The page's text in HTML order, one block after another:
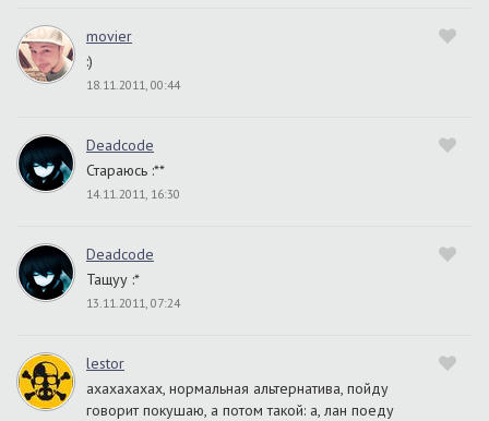
movier
:)
18.11.2011, 00:44
Deadcode
Стараюсь :**
14.11.2011, 16:30
Deadcode
Тащуу :*
13.11.2011, 07:24
lestor
ахахахахах, нормальная альтернатива, пойду
говорит покушаю, а потом такой: а, лан поеду